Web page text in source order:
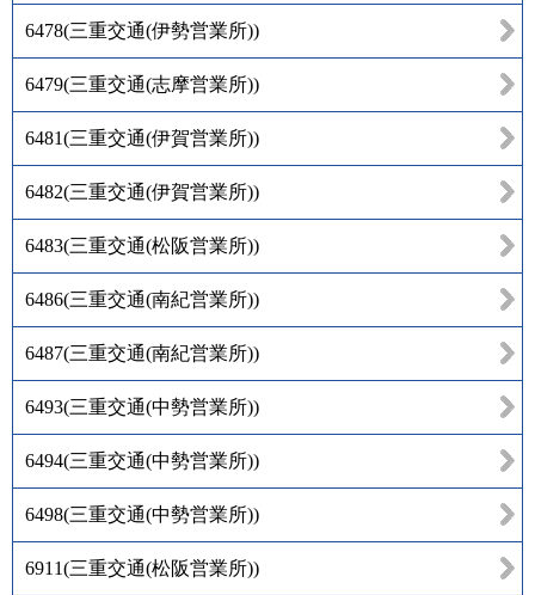
6478(三重交通(伊勢営業所))
6479(三重交通(志摩営業所))
6481(三重交通(伊賀営業所))
6482(三重交通(伊賀営業所))
6483(三重交通(松阪営業所))
6486(三重交通(南紀営業所))
6487(三重交通(南紀営業所))
6493(三重交通(中勢営業所))
6494(三重交通(中勢営業所))
6498(三重交通(中勢営業所))
6911(三重交通(松阪営業所))